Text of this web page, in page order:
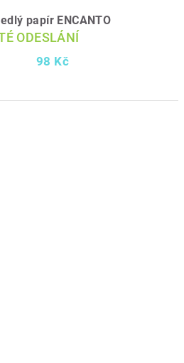
papír ENCANTO
ODESLÁNÍ
98 Kč